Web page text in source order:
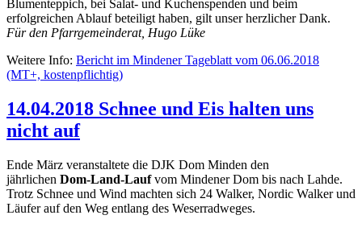
Blumenteppich, bei Salat- und Kuchenspenden und beim
erfolgreichen Ablauf beteiligt haben, gilt unser herzlicher Dank.
Für den Pfarrgemeinderat, Hugo Lüke
Weitere Info: Bericht im Mindener Tageblatt vom 06.06.2018
(MT+, kostenpflichtig)
14.04.2018 Schnee und Eis halten uns
nicht auf
Ende März veranstaltete die DJK Dom Minden den
jährlichen Dom-Land-Laufvom Mindener Dom bis nach Lahde.
Trotz Schnee und Wind machten sich 24 Walker, Nordic Walker und
Läufer auf den Weg entlang des Weserradweges.